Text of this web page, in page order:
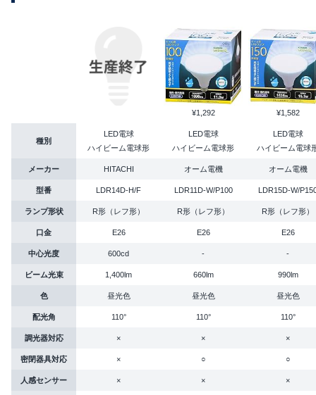
¥1,292 ¥1,582
種別
LED電球
ハイビーム電球形
LED電球
ハイビーム電球形
LED電球
ハイビーム電球
メーカー HITACHI オーム電機 オーム電機
型番 LDR14D-H/F LDR11D-W/P100 LDR15D-W/
ランプ形状 R形（レフ形） R形（レフ形） R形（レフ形）
口金 E26 E26 E26
中心光度 600cd - -
ビーム光束 1,400lm 660lm 990lm
色 昼光色 昼光色 昼光色
配光角 110° 110° 110°
調光器対応 × × ×
密閉器具対応 × ○ ○
人感センサー × × ×